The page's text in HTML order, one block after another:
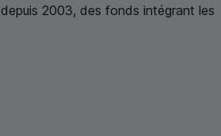
2003, des fonds intégrant les